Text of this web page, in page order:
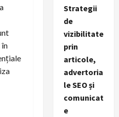
Strategii
de
vizibilitate
prin
articole,
advertoria
le SEO și
comunicat
e